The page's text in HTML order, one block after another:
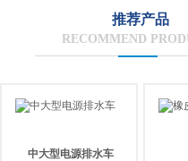
推荐产品
RECOMMEND
中大型电源排水车